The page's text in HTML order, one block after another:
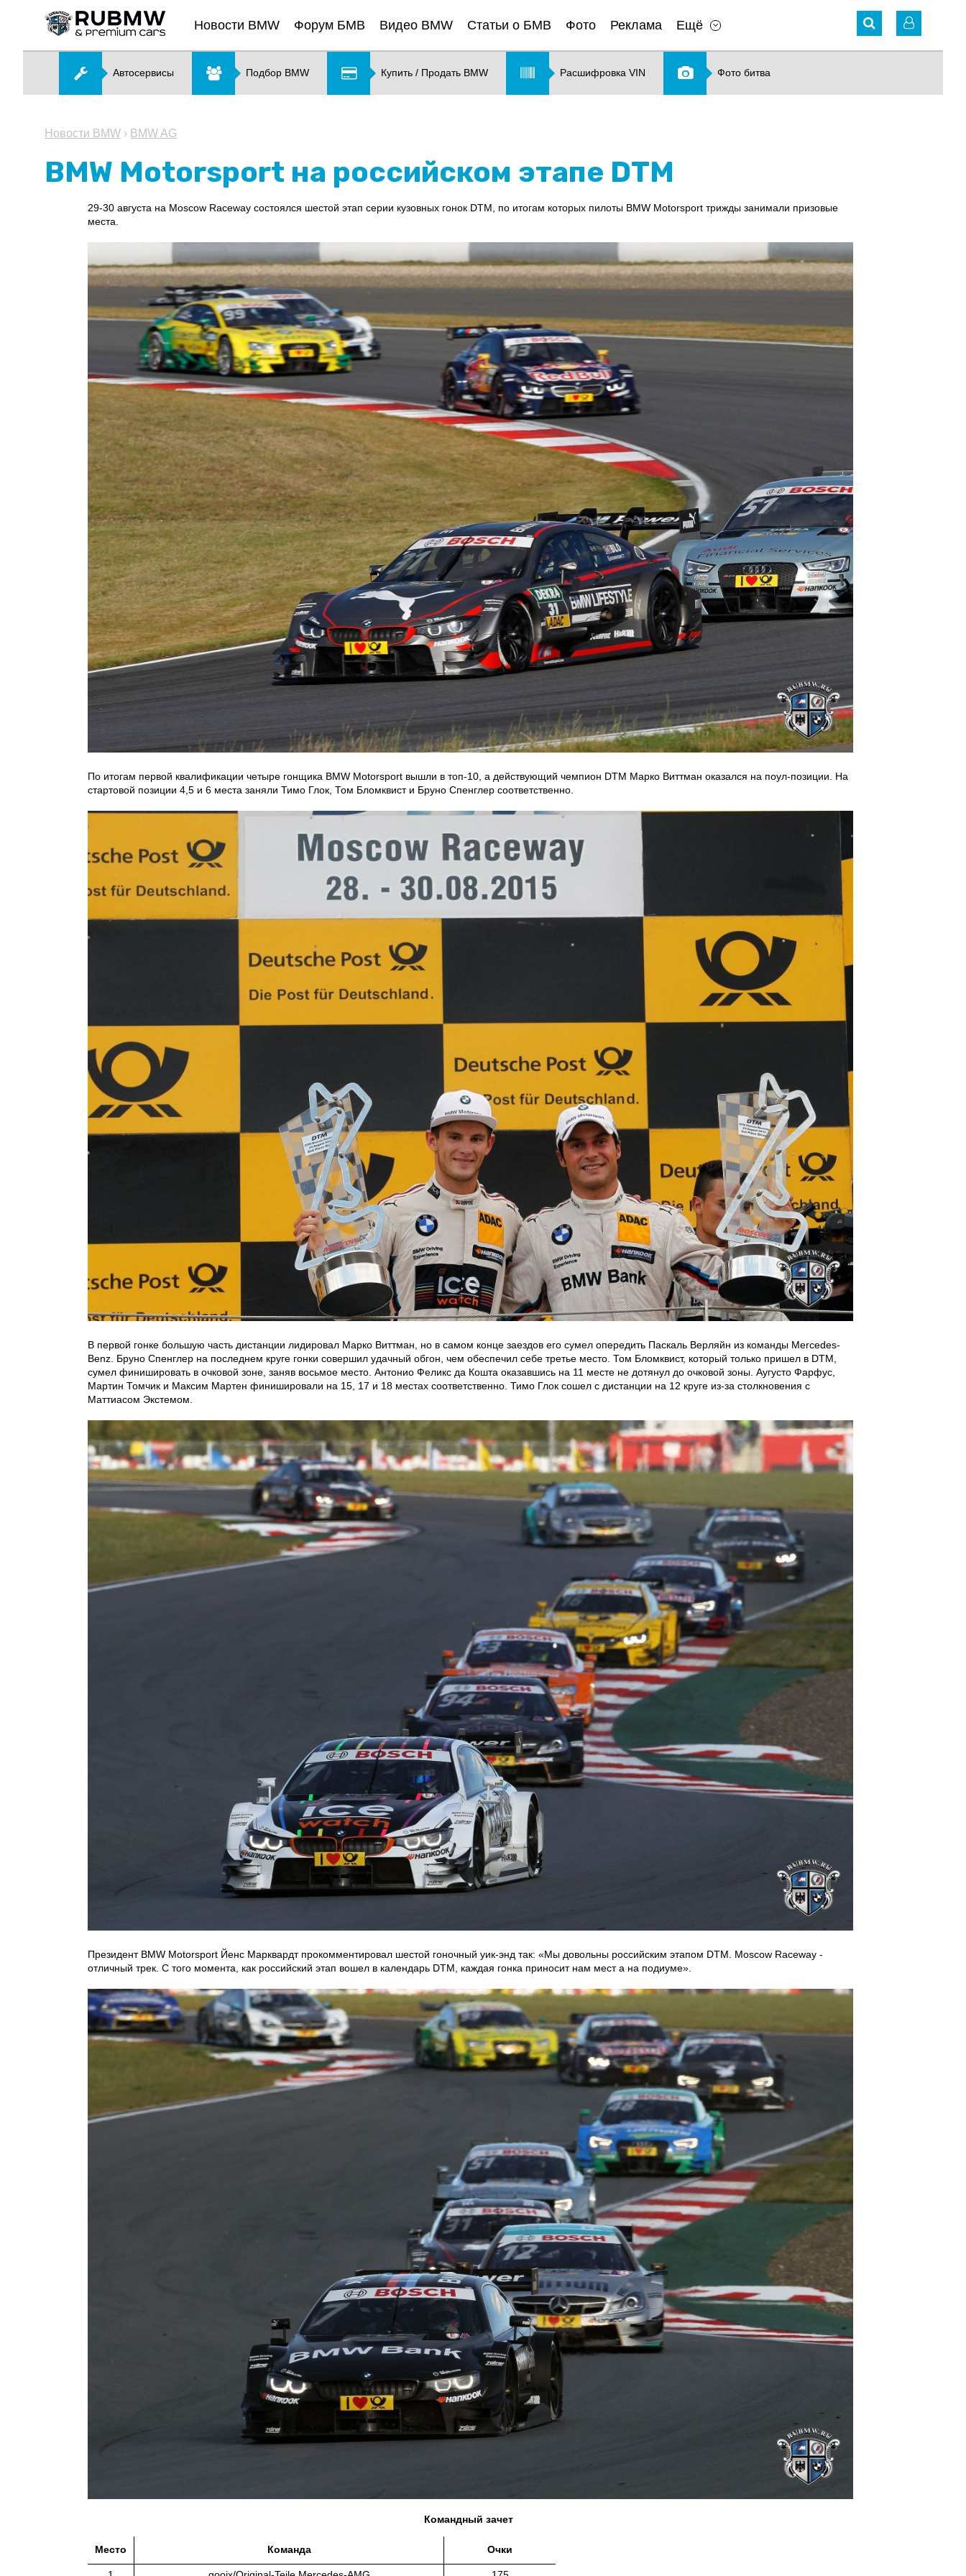
Новости BMW Форум БМВ Видео BMW Статьи о БМВ Фото Реклама Ещё
Автосервисы Подбор BMW Купить / Продать BMW Расшифровка VIN Фото битва
Новости BMW › BMW AG
BMW Motorsport на российском этапе DTM
29-30 августа на Moscow Raceway состоялся шестой этап серии кузовных гонок DTM, по итогам которых пилоты BMW Motorsport трижды занимали призовые
места.
По итогам первой квалификации четыре гонщика BMW Motorsport вышли в топ-10, а действующий чемпион DTM Марко Виттман оказался на поул-позиции. На
стартовой позиции 4,5 и 6 места заняли Тимо Глок, Том Бломквист и Бруно Спенглер соответственно.
В первой гонке большую часть дистанции лидировал Марко Виттман, но в самом конце заездов его сумел опередить Паскаль Верляйн из команды Mercedes-
Benz. Бруно Спенглер на последнем круге гонки совершил удачный обгон, чем обеспечил себе третье место. Том Бломквист, который только пришел в DTM,
сумел финишировать в очковой зоне, заняв восьмое место. Антонио Феликс да Кошта оказавшись на 11 месте не дотянул до очковой зоны. Аугусто Фарфус,
Мартин Томчик и Максим Мартен финишировали на 15, 17 и 18 местах соответственно. Тимо Глок сошел с дистанции на 12 круге из-за столкновения с
Маттиасом Экстемом.
Президент BMW Motorsport Йенс Марквардт прокомментировал шестой гоночный уик-энд так: «Мы довольны российским этапом DTM. Moscow Raceway -
отличный трек. С того момента, как российский этап вошел в календарь DTM, каждая гонка приносит нам мест а на подиуме».
Командный зачет
Место Команда Очки